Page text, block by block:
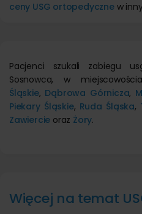
ceny USG ortopedycznew
Pacjenci szukali zabiegu
Sosnowca, w
Śląskie, Dąbrowa Górnicza,
Piekary Śląskie, Ruda Śląska,
Zawiercie oraz Żory.
Więcej na temat